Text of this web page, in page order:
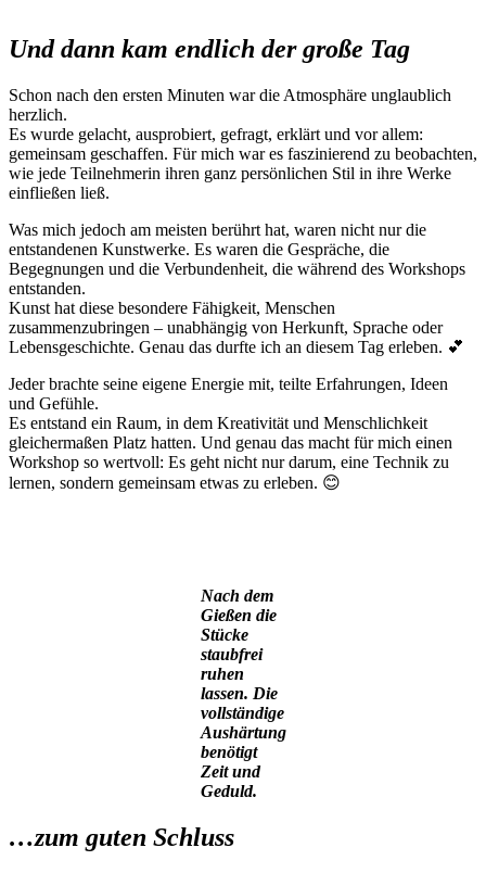
Und dann kam endlich der große Tag
Schon nach den ersten Minuten war die Atmosphäre unglaublich
herzlich.
Es wurde gelacht, ausprobiert, gefragt, erklärt und vor allem:
gemeinsam geschaffen. Für mich war es faszinierend zu beobachten,
wie jede Teilnehmerin ihren ganz persönlichen Stil in ihre Werke
einfließen ließ.
Was mich jedoch am meisten berührt hat, waren nicht nur die
entstandenen Kunstwerke. Es waren die Gespräche, die
Begegnungen und die Verbundenheit, die während des Workshops
entstanden.
Kunst hat diese besondere Fähigkeit, Menschen
zusammenzubringen – unabhängig von Herkunft, Sprache oder
Lebensgeschichte. Genau das durfte ich an diesem Tag erleben. 💕
Jeder brachte seine eigene Energie mit, teilte Erfahrungen, Ideen
und Gefühle.
Es entstand ein Raum, in dem Kreativität und Menschlichkeit
gleichermaßen Platz hatten. Und genau das macht für mich einen
Workshop so wertvoll: Es geht nicht nur darum, eine Technik zu
lernen, sondern gemeinsam etwas zu erleben. 😊
Nach dem
Gießen die
Stücke
staubfrei
ruhen
lassen. Die
vollständige
Aushärtung
benötigt
Zeit und
Geduld.
…zum guten Schluss